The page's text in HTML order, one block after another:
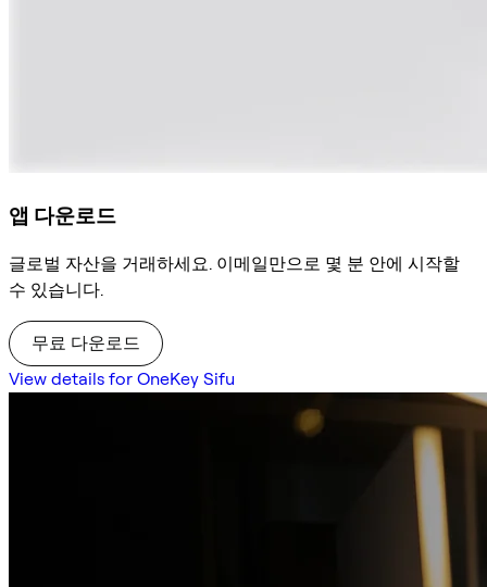
앱 다운로드
글로벌 자산을 거래하세요. 이메일만으로 몇 분 안에 시작할
수 있습니다.
무료 다운로드
View details for OneKey Sifu